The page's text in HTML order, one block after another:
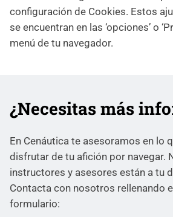
configuración de Cookies. Estos
se encuentran en las ‘opciones’ o
menú de tu navegador.
¿Necesitas más
En Cenáutica te asesoramos en lo
disfrutar de tu afición por navegar.
instructores y asesores están a tu
Contacta con nosotros rellenando
formulario: